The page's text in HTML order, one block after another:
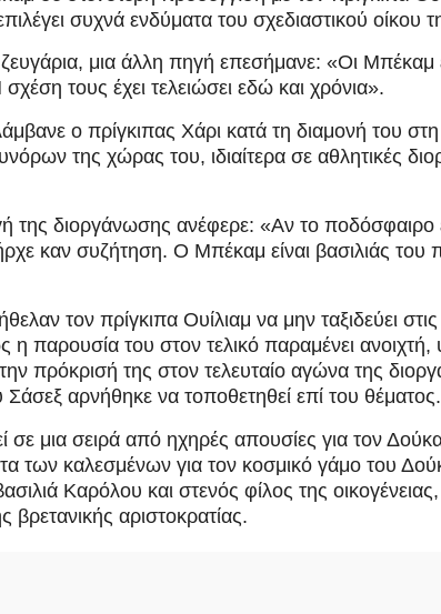
συχνά ενδύματα του σχεδιαστικού οίκου
μια άλλη πηγή επεσήμανε: «Οι Μπέκαμ
τους έχει τελειώσει εδώ και χρόνια».
ο πρίγκιπας Χάρι κατά τη διαμονή του
της χώρας του, ιδιαίτερα σε αθλητικές
της διοργάνωσης ανέφερε: «Αν το ποδόσφαιρο
καν συζήτηση. Ο Μπέκαμ είναι βασιλιάς
τον πρίγκιπα Ουίλιαμ να μην ταξιδεύει
η παρουσία του στον τελικό παραμένει
πρόκρισή της στον τελευταίο αγώνα της
αρνήθηκε να τοποθετηθεί επί του θέματος.
σε μια σειρά από ηχηρές απουσίες για τον
των καλεσμένων για τον κοσμικό γάμο του
Καρόλου και στενός φίλος της
αριστοκρατίας.